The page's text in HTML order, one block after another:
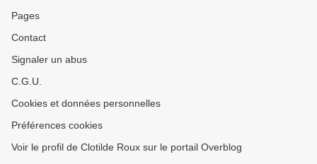
Pages
Contact
Signaler un abus
C.G.U.
Cookies et données personnelles
Préférences cookies
Voir le profil de Clotilde Roux sur le portail Overblog